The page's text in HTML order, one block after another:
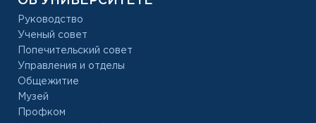
Руководство
Ученый совет
Попечительский совет
Управления и отделы
Общежитие
Музей
Профком